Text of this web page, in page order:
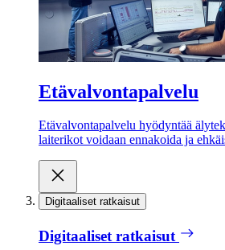
Etävalvontapalvelu
Etävalvontapalvelu hyödyntää
laiterikot voidaan ennakoida ja
Digitaaliset ratkaisut
Digitaaliset ratkaisut